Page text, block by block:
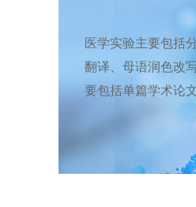
医学实验主要包括
翻译、母语润色改
要包括单篇学术论